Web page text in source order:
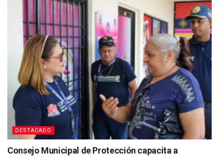
DESTACADO
Consejo Municipal de Protección capacita a